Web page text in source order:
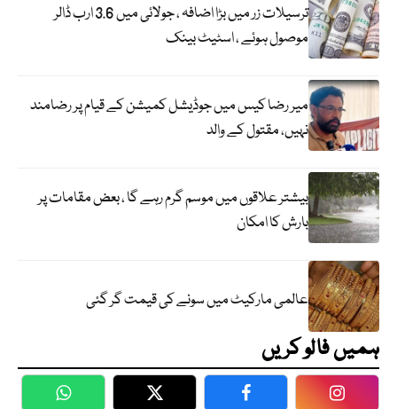
ترسیلات زر میں بڑا اضافہ ، جولائی میں 3.6 ارب ڈالر
موصول ہوئے ، اسٹیٹ بینک
میر رضا کیس میں جوڈیشل کمیشن کے قیام پر رضامند
نہیں، مقتول کے والد
بیشتر علاقوں میں موسم گرم رہے گا ، بعض مقامات پر
بارش کا امکان
عالمی مارکیٹ میں سونے کی قیمت گر گئی
ہمیں فالو کریں